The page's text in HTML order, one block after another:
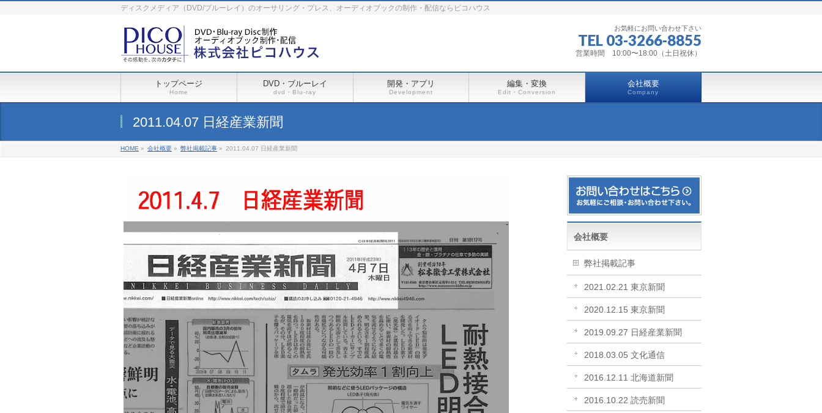
ディスクメディア（DVD/ブルーレイ）のオーサリング・プレス、オーディオブックの制作・配信ならピコハウス
お気軽にお問い合わせ下さい
TEL 03-3266-8855
営業時間 10:00〜18:00（土日祝休）
トップページ
Home
DVD・ブルーレイ
dvd・Blu-ray
開発・アプリ
Development
編集・変換
Edit・Conversion
会社概要
Company
2011.04.07 日経産業新聞
HOME » 会社概要 » 弊社掲載記事 » 2011.04.07 日経産業新聞
会社概要
弊社掲載記事
2021.02.21 東京新聞
2020.12.15 東京新聞
2019.09.27 日経産業新聞
2018.03.05 文化通信
2016.12.11 北海道新聞
2016.10.22 読売新聞